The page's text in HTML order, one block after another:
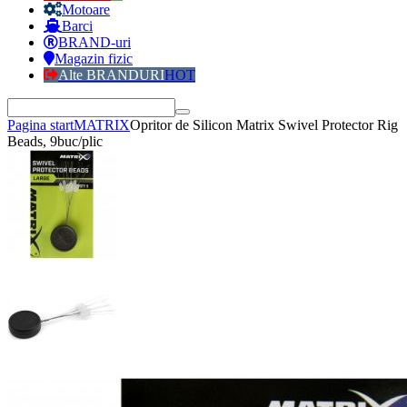
Motoare
Barci
BRAND-uri
Magazin fizic
Alte BRANDURIHOT
Pagina startMATRIXOpritor de Silicon Matrix Swivel Protector Rig
Beads, 9buc/plic